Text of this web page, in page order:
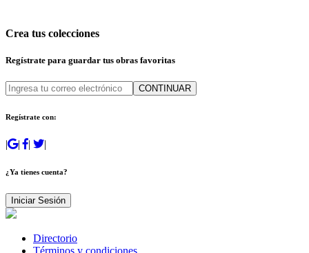
Crea tus colecciones
Regístrate para guardar tus obras favoritas
CONTINUAR
Regístrate con:
| | | |
¿Ya tienes cuenta?
Iniciar Sesión
Directorio
Términos y condiciones